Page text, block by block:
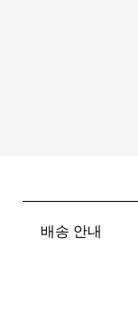
배송 안내